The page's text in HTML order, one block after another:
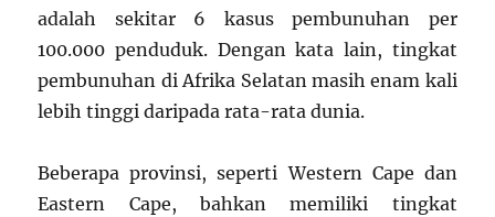
adalah sekitar 6 kasus pembunuhan per
100.000 penduduk. Dengan kata lain, tingkat
pembunuhan di Afrika Selatan masih enam kali
lebih tinggi daripada rata-rata dunia.
Beberapa provinsi, seperti Western Cape dan
Eastern Cape, bahkan memiliki tingkat